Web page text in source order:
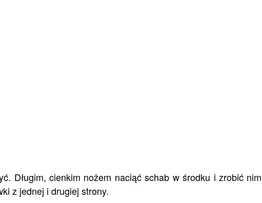
Długim, cienkim nożem naciąć schab w środku i zrobić
z jednej i drugiej strony.